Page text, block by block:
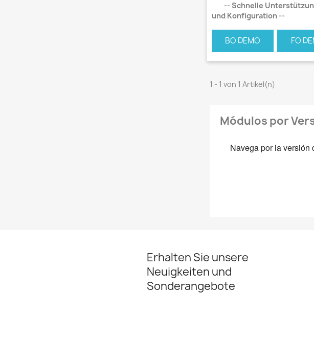
-- Schnelle
und Konfiguration --
BO DEMO FO
1 - 1 von 1 Artikel(n)
Módulos por
Navega por la versión
Erhalten Sie unsere
Neuigkeiten und
Sonderangebote